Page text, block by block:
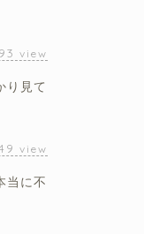
view
り見て
view
当に不